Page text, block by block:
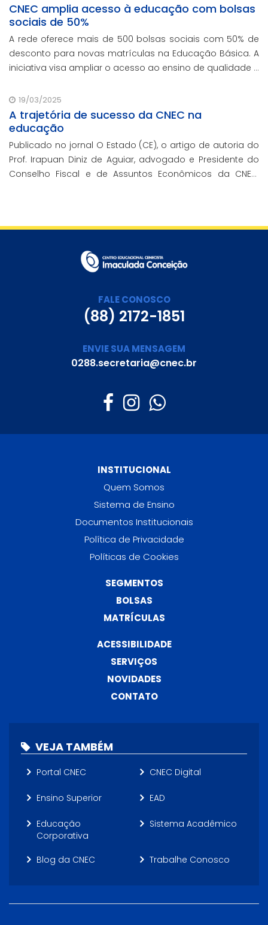
CNEC amplia acesso à educação com bolsas
sociais de 50%
A rede oferece mais de 500 bolsas sociais com 50% de
desconto para novas matrículas na Educação Básica. A
iniciativa visa ampliar o acesso ao ensino de qualidade e
19/03/2025
A trajetória de sucesso da CNEC na
educação
Publicado no jornal O Estado (CE), o artigo de autoria do
Prof. Irapuan Diniz de Aguiar, advogado e Presidente do
Conselho Fiscal e de Assuntos Econômicos da CNEC,
FALE CONOSCO
(88) 2172-1851
ENVIE SUA MENSAGEM
0288.secretaria@cnec.br
INSTITUCIONAL
Quem Somos
Sistema de Ensino
Documentos Institucionais
Política de Privacidade
Políticas de Cookies
SEGMENTOS
BOLSAS
MATRÍCULAS
ACESSIBILIDADE
SERVIÇOS
NOVIDADES
CONTATO
VEJA TAMBÉM
Portal CNEC CNEC Digital
Ensino Superior EAD
Educação
Corporativa
Sistema Acadêmico
Blog da CNEC Trabalhe Conosco